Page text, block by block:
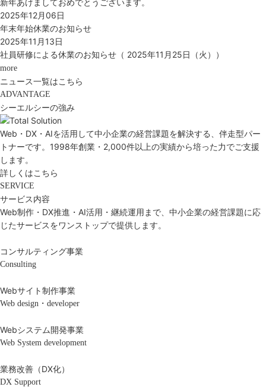
新年あけましておめでとうございます。
2025年12月06日
年末年始休業のお知らせ
2025年11月13日
社員研修による休業のお知らせ（ 2025年11月25日（火））
more
ニュース一覧はこちら
ADVANTAGE
シーエルシーの強み
Web・DX・AIを活用して中小企業の経営課題を解決する、 伴走型パー
トナーです。 1998年創業・2,000件以上の実績から培った力でご支援
します。
詳しくはこちら
SERVICE
サービス内容
Web制作・DX推進・AI活用・継続運用まで、中小企業の経営課題に応
じたサービスをワンストップで提供します。
コンサルティング事業
Consulting
Webサイト制作事業
Web design・developer
Webシステム開発事業
Web System development
業務改善（DX化）
DX Support